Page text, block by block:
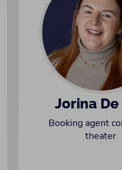
Jorina De
Booking agent
theater